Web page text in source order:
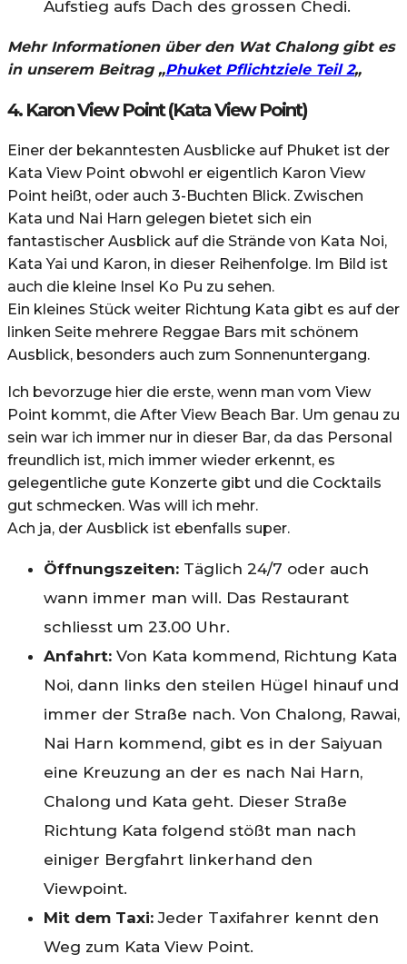
Aufstieg aufs Dach des grossen Chedi.
Mehr Informationen über den Wat Chalong gibt es
in unserem Beitrag „Phuket Pflichtziele Teil 2„
4. Karon View Point (Kata View Point)
Einer der bekanntesten Ausblicke auf Phuket ist der
Kata View Point obwohl er eigentlich Karon View
Point heißt, oder auch 3-Buchten Blick. Zwischen
Kata und Nai Harn gelegen bietet sich ein
fantastischer Ausblick auf die Strände von Kata Noi,
Kata Yai und Karon, in dieser Reihenfolge. Im Bild ist
auch die kleine Insel Ko Pu zu sehen.
Ein kleines Stück weiter Richtung Kata gibt es auf der
linken Seite mehrere Reggae Bars mit schönem
Ausblick, besonders auch zum Sonnenuntergang.
Ich bevorzuge hier die erste, wenn man vom View
Point kommt, die After View Beach Bar. Um genau zu
sein war ich immer nur in dieser Bar, da das Personal
freundlich ist, mich immer wieder erkennt, es
gelegentliche gute Konzerte gibt und die Cocktails
gut schmecken. Was will ich mehr.
Ach ja, der Ausblick ist ebenfalls super.
Öffnungszeiten: Täglich 24/7 oder auch
wann immer man will. Das Restaurant
schliesst um 23.00 Uhr.
Anfahrt: Von Kata kommend, Richtung Kata
Noi, dann links den steilen Hügel hinauf und
immer der Straße nach. Von Chalong, Rawai,
Nai Harn kommend, gibt es in der Saiyuan
eine Kreuzung an der es nach Nai Harn,
Chalong und Kata geht. Dieser Straße
Richtung Kata folgend stößt man nach
einiger Bergfahrt linkerhand den
Viewpoint.
Mit dem Taxi: Jeder Taxifahrer kennt den
Weg zum Kata View Point.